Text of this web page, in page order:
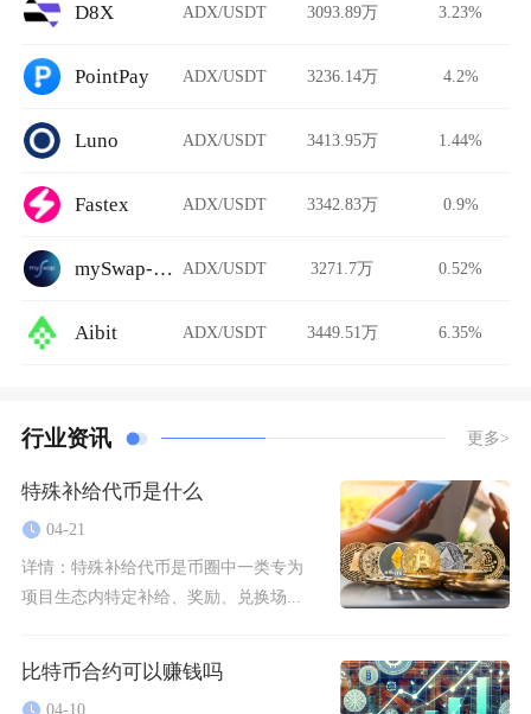
D8X ADX/USDT 3093.89万 3.23%
PointPay ADX/USDT 3236.14万 4.2%
Luno ADX/USDT 3413.95万 1.44%
Fastex ADX/USDT 3342.83万 0.9%
mySwap-CL ADX/USDT 3271.7万 0.52%
Aibit ADX/USDT 3449.51万 6.35%
行业资讯 更多>
特殊补给代币是什么
04-21
详情： 特殊补给代币是币圈中一类专为
项目生态内特定补给、奖励、兑换场...
比特币合约可以赚钱吗
04-10